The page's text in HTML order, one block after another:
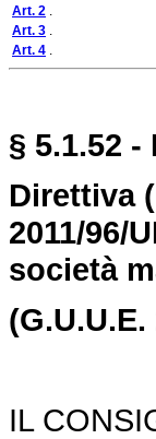
Art. 2 .
Art. 3 .
Art. 4 .
§ 5.1.52 -
Direttiva
2011/96/
società
IL